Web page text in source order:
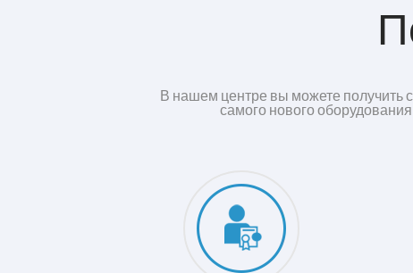
В нашем центре вы можете получить
самого нового